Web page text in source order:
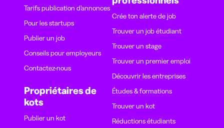
Tarifs publication d’annonces
Pour les startups
Publier un job
Conseils pour employeurs
Contactez-nous
Propriétaires de
kots
Publier un kot
Crée ton alerte de job
Trouver un job étudiant
Trouver un stage
Trouver un premier emploi
Découvrir les entreprises
Études & formations
Trouver un kot
Réductions étudiants